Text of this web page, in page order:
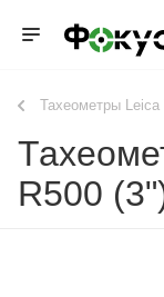
Тахеометры Leica
R500